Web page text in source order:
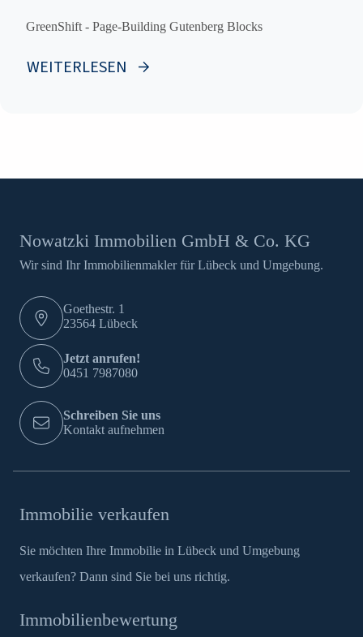
GreenShift - Page-Building Gutenberg Blocks
WEITERLESEN
Nowatzki Immobilien GmbH & Co. KG
Wir sind Ihr Immobilienmakler für Lübeck und Umgebung.
Goethestr. 1
23564 Lübeck
Jetzt anrufen!
0451 7987080
Schreiben Sie uns
Kontakt aufnehmen
Immobilie verkaufen
Sie möchten Ihre Immobilie in Lübeck und Umgebung
verkaufen? Dann sind Sie bei uns richtig.
Immobilienbewertung